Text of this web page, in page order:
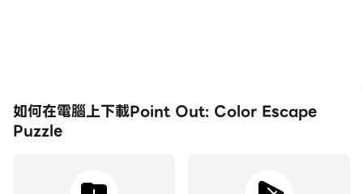
如何在電腦上下載Point Out: Color Escape
Puzzle